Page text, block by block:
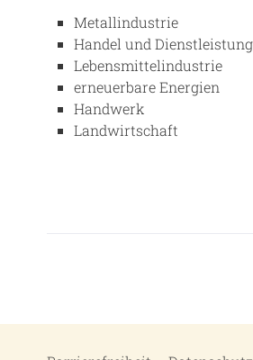
Metallindustrie
Handel und
Lebensmittelindustrie
erneuerbare Energien
Handwerk
Landwirtschaft